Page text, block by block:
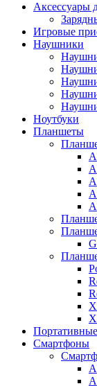
Аксессуары
Игровые
Наушники
Ноутбуки
Планшеты
Смартфоны